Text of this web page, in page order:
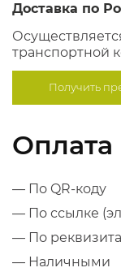
Доставка по
транспортной
Получить
Оплата
— По QR-коду
— По ссылке
— По
— Наличными